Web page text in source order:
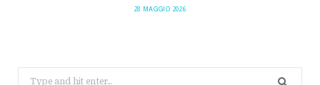
28 MAGGIO 2026
Search